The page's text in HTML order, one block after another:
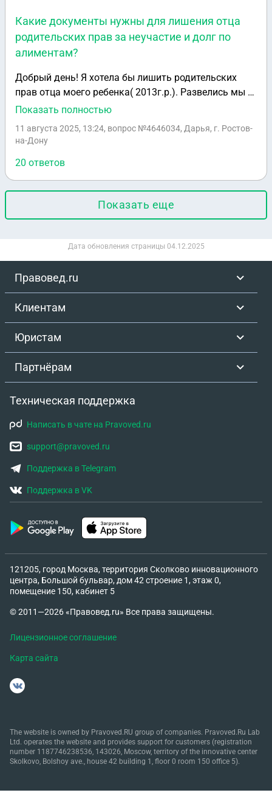
Какие документы нужны для лишения отца
родительских прав за неучастие и долг по
алиментам?
Добрый день! Я хотела бы лишить родительских
прав отца моего ребенка( 2013г.р.). Развелись мы с
отцом ребенка в 2017 году, с этого времени отец
ним, имеет задолженность по алиментам ( по
нигде не работает всё это время и не имеет
никакого имущества, поэтому приставы ничего с
него взыскать не могут. Проживает он в другом
городе. Начиная с 2019 года и на данный момент , я
нахожусь в браке с другим мужчиной, который
к нему такое же отношение, называет его папой и
муж также желает усыновить моего ребенка.
Подскажите, пожалуйста, какие действия и какие
документы нужны для суда, чтобы бывшего мужа
всё-таки лишили родительских прав?
Показать полностью
11 августа 2025, 13:24, вопрос №4646034, Дарья, г. Ростов-
на-Дону
20 ответов
Показать еще
Дата обновления страницы 04.12.2025
Правовед.ru
Клиентам
Юристам
Партнёрам
Техническая поддержка
Написать в чате на Pravoved.ru
support@pravoved.ru
Поддержка в Telegram
Поддержка в VK
121205, город Москва, территория Сколково инновационного
центра, Большой бульвар, дом 42 строение 1, этаж 0,
помещение 150, кабинет 5
© 2011—2026 «Правовед.ru» Все права защищены.
Лицензионное соглашение
Карта сайта
The website is owned by Pravoved.RU group of companies. Pravoved.Ru Lab
Ltd. operates the website and provides support for customers (registration
number 1187746238536, 143026, Moscow, territory of the innovative center
Skolkovo, Bolshoy ave., house 42 building 1, floor 0 room 150 office 5).